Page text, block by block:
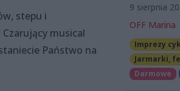
stepu i
musical
Państwo na
9 sierpnia
OFF Marina
Imprezy
Jarmarki,
Darmowe